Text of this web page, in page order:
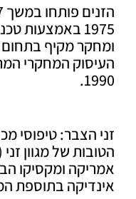
הזנים
1975 באמצעות טכניקות
מקיף בתחום
המחקרי המתנהל
הצבר: טיפוסי מכלוא
של מגוון זני
ומקסיקו הבסיס
בתוספת המטען